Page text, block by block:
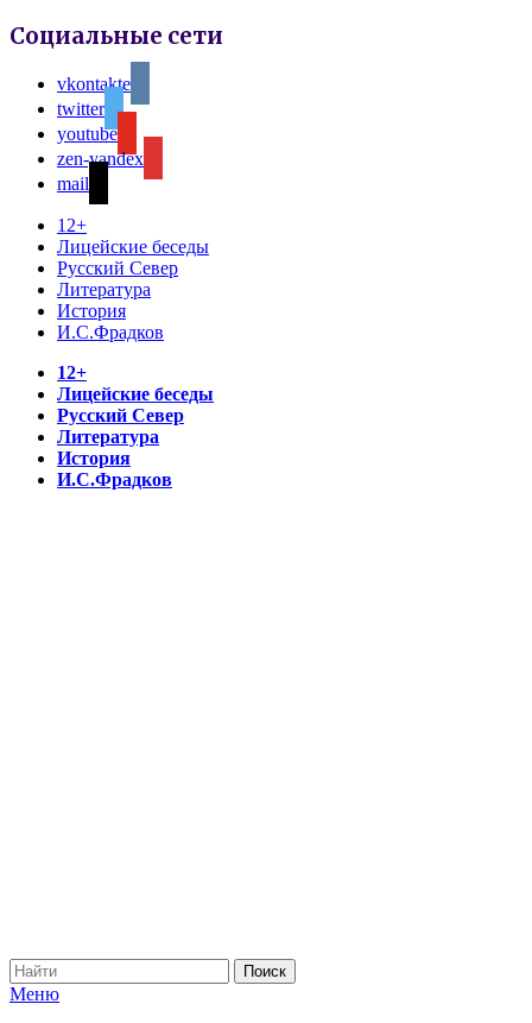
Социальные сети
vkontakte
twitter
youtube
zen-yandex
mail
12+
Лицейские беседы
Русский Север
Литература
История
И.С.Фрадков
12+
Лицейские беседы
Русский Север
Литература
История
И.С.Фрадков
Меню